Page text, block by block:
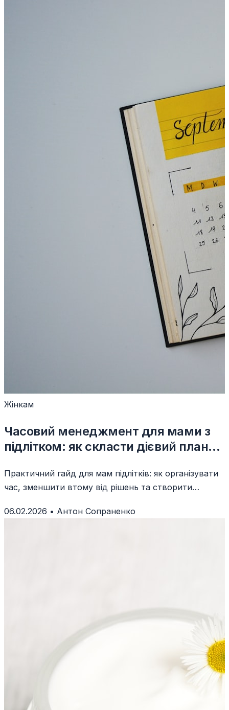
Жінкам
Часовий менеджмент для мами з
підлітком: як скласти дієвий планер
Практичний гайд для мам підлітків: як організувати
час, зменшити втому від рішень та створити
06.02.2026 • Антон Сопраненко